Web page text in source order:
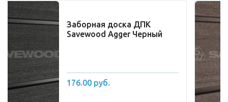
Заборная доска ДПК
Savewood Agger Терракот
176.00 руб.